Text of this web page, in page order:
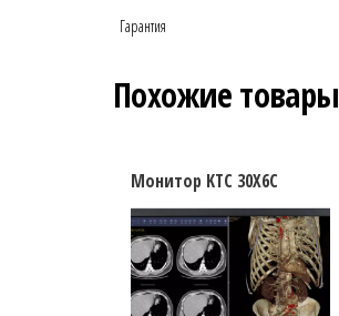
Гарантия
Похожие товары
Монитор KTC 30X6C